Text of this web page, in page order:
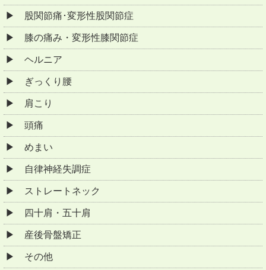
股関節痛･変形性股関節症
膝の痛み・変形性膝関節症
ヘルニア
ぎっくり腰
肩こり
頭痛
めまい
自律神経失調症
ストレートネック
四十肩・五十肩
産後骨盤矯正
その他